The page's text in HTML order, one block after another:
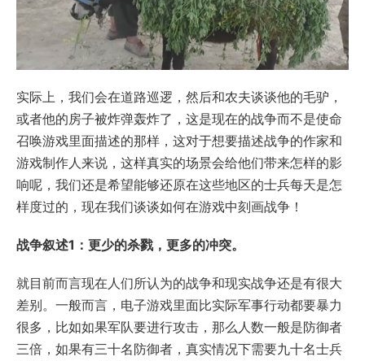
实际上，我们会在道路巡逻，然后和农夫谈谈他的毛驴，
或者他的房子被炸弹轰炸了，这是现在的战争而不是使命
召唤游戏里面描述的那样，这对于想要描述战争的作家和
游戏制作人来说，这样真实的场景会给他们带来怎样的影
响呢，我们还是希望能够还原在这些地区的士兵每天是怎
样度过的，现在我们谈谈如何在游戏中刻画战争！
战争叙述1：更少的杀戮，更多的冲突。
就目前而言现在人们所认为的战争和现实战争还是有很大
差别。一般而言，电子游戏里面比实际军事行动都要暴力
很多，比如如果军队要进行攻击，那么人数一般是防御者
三倍，如果有三十名防御者，真实情况下需要九十名士兵